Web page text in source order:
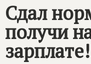
Сдал
получи
зарплате!